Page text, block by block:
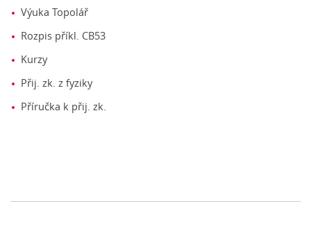
Výuka Topolář
Rozpis příkl. CB53
Kurzy
Přij. zk. z fyziky
Příručka k přij. zk.